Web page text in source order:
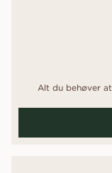
Alt du behøver